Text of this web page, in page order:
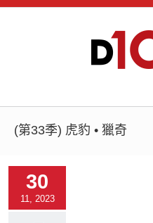
(第33季) 虎豹 • 獵奇
30
11, 2023